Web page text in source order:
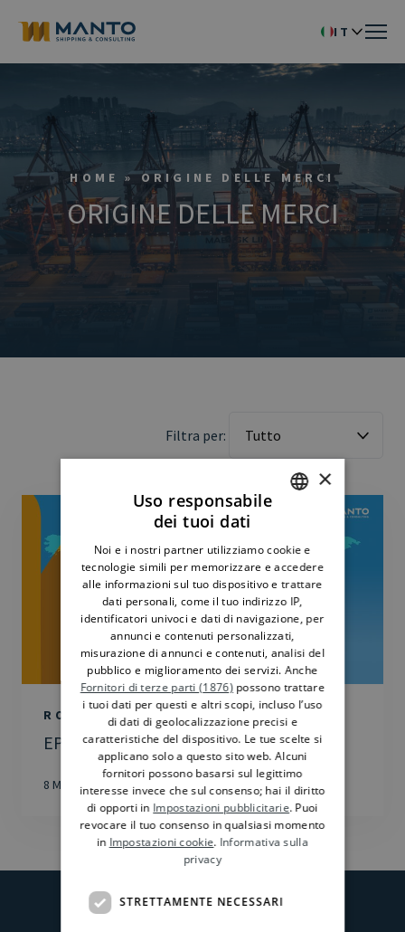
IT
HOME »ORIGINE DELLE MERCI
ORIGINE DELLE MERCI
Filtra per:
ROTTE E DOGANE
EPISODIO 2 – L’ORIGINE DELLE MERCI
8 Maggio 2025
ENGLISH
×
Uso responsabile
dei tuoi dati
Noi e i nostri partner utilizziamo cookie e
tecnologie simili per memorizzare e accedere
alle informazioni sul tuo dispositivo e trattare
dati personali, come il tuo indirizzo IP,
identificatori univoci e dati di navigazione, per
annunci e contenuti personalizzati,
misurazione di annunci e contenuti, analisi del
pubblico e miglioramento dei servizi. Anche
Fornitori di terze parti (1876) possono trattare
i tuoi dati per questi e altri scopi, incluso l’uso
di dati di geolocalizzazione precisi e
caratteristiche del dispositivo. Le tue scelte si
applicano solo a questo sito web. Alcuni
fornitori possono basarsi sul legittimo
interesse invece che sul consenso; hai il diritto
di opporti in Impostazioni pubblicitarie. Puoi
revocare il tuo consenso in qualsiasi momento
in Impostazioni cookie. Informativa sulla
privacy
STRETTAMENTE NECESSARI